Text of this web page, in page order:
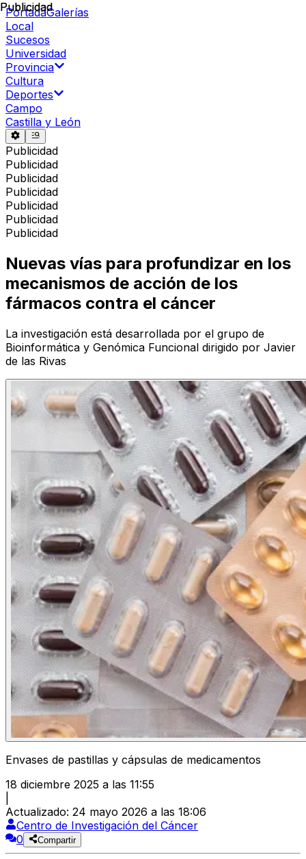
PortadaGalerías
Local
Sucesos
Universidad
Provincia
Cultura
Deportes
Campo
Castilla y León
Publicidad
Publicidad
Publicidad
Publicidad
Publicidad
Publicidad
Publicidad
Publicidad
Nuevas vías para profundizar en los
mecanismos de acción de los
fármacos contra el cáncer
La investigación está desarrollada por el grupo de
Bioinformática y Genómica Funcional dirigido por Javier
de las Rivas
Envases de pastillas y cápsulas de medicamentos
18 diciembre 2025 a las 11:55
Actualizado: 24 mayo 2026 a las 18:06
Centro de Investigación del Cáncer
0
Compartir
Publicidad